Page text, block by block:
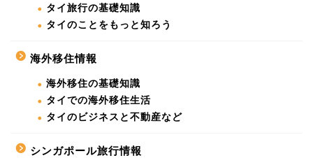
タイ旅行の基礎知識
タイのことをもっと知ろう
海外移住情報
海外移住の基礎知識
タイでの海外移住生活
タイのビジネスと不動産など
シンガポール旅行情報